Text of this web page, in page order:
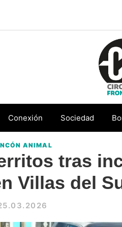
con
la
Conexión Sociedad
ANIMAL
tras
Villas del